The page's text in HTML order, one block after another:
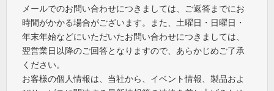
メールでのお問い合わせにつきましては、ご返答までにお
時間がかかる場合がございます。また、土曜日・日曜日・
年末年始などにいただいたお問い合わせにつきましては、
翌営業日以降のご回答となりますので、あらかじめご了承
ください。
お客様の個人情報は、当社から、イベント情報、製品およ